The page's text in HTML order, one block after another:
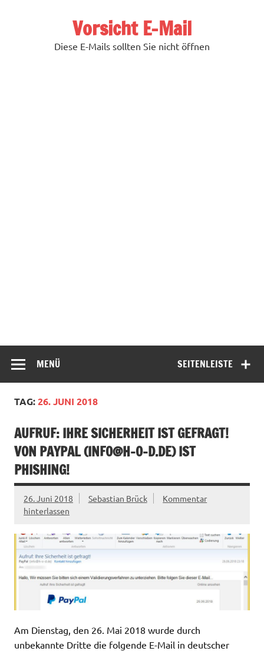
Vorsicht E-Mail
Diese E-Mails sollten Sie nicht öffnen
SEITENLEISTE
MENÜ
TAG:26. JUNI 2018
AUFRUF: IHRE SICHERHEIT IST GEFRAGT!
VON PAYPAL (INFO@H-O-D.DE) IST
PHISHING!
26. Juni 2018 Sebastian Brück
Kommentar
hinterlassen
Am Dienstag, den 26. Mai 2018 wurde durch
unbekannte Dritte die folgende E-Mail in deutscher